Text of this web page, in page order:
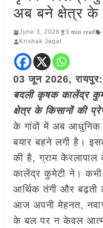
अब बने क्षेत्र के
June 3, 2026 3 min read
Krishak Jagat
03 जून 2026,रायपुर:
बदली कृषक कालेंद्र
क्षेत्र के किसानों की
के गांवों में अब आधुनिक
बयार बहने लगी है।
की है, ग्राम केरलापाल
कालेंद्र कुमेटी ने।
आर्थिक तंगी और
आज अपनी मेहनत,
के बल पर न केवल